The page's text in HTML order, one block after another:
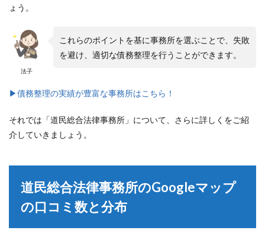
ょう。
法子
これらのポイントを基に事務所を選ぶことで、失敗
を避け、適切な債務整理を行うことができます。
▶︎債務整理の実績が豊富な事務所はこちら！
それでは「道民総合法律事務所」について、さらに詳しくをご紹
介していきましょう。
道民総合法律事務所のGoogleマップ
の口コミ数と分布